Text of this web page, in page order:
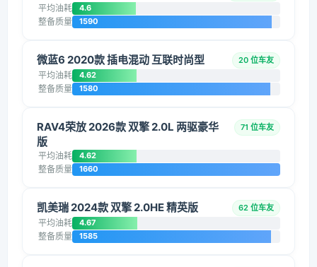
平均油耗 4.6
整备质量 1590
微蓝6 2020款 插电混动 互联时尚型 20 位车友
平均油耗 4.62
整备质量 1580
RAV4荣放 2026款 双擎 2.0L 两驱豪华
版
71 位车友
平均油耗 4.62
整备质量 1660
凯美瑞 2024款 双擎 2.0HE 精英版 62 位车友
平均油耗 4.67
整备质量 1585